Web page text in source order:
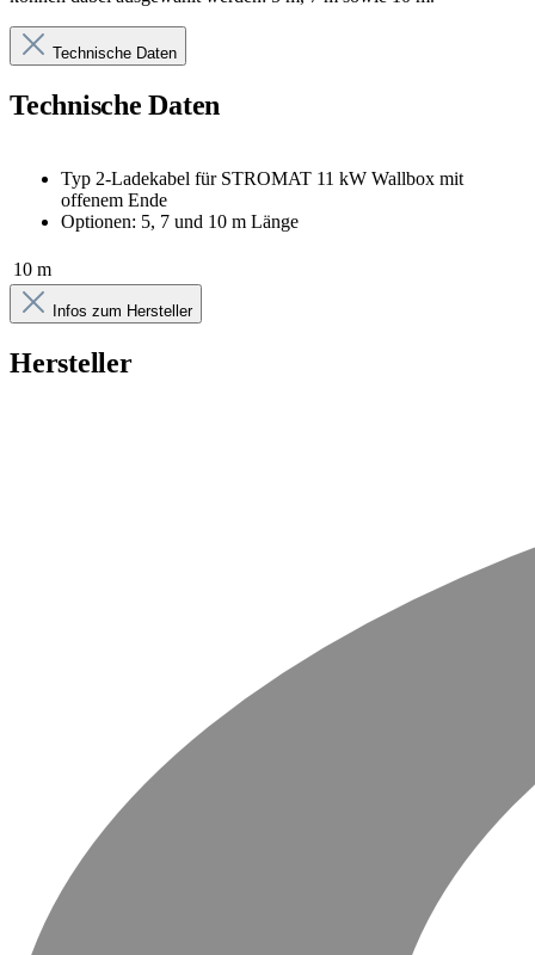
Technische Daten
Technische Daten
Typ 2-Ladekabel für STROMAT 11 kW Wallbox mit
offenem Ende
Optionen: 5, 7 und 10 m Länge
10 m
Infos zum Hersteller
Hersteller